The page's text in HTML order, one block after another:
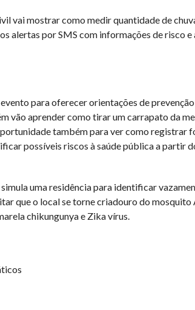
vai mostrar como medir quantidade de
alertas por SMS com informações de risco
para oferecer orientações de
vão aprender como tirar um carrapato da
também para ver como registrar
possíveis riscos à saúde pública a partir
uma residência para identificar
que o local se torne criadouro do mosquito
chikungunya e Zika vírus.